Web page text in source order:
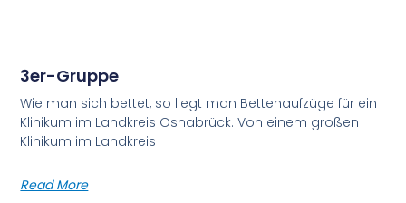
3er-Gruppe
Wie man sich bettet, so liegt man Bettenaufzüge für ein
Klinikum im Landkreis Osnabrück. Von einem großen
Klinikum im Landkreis
Read More